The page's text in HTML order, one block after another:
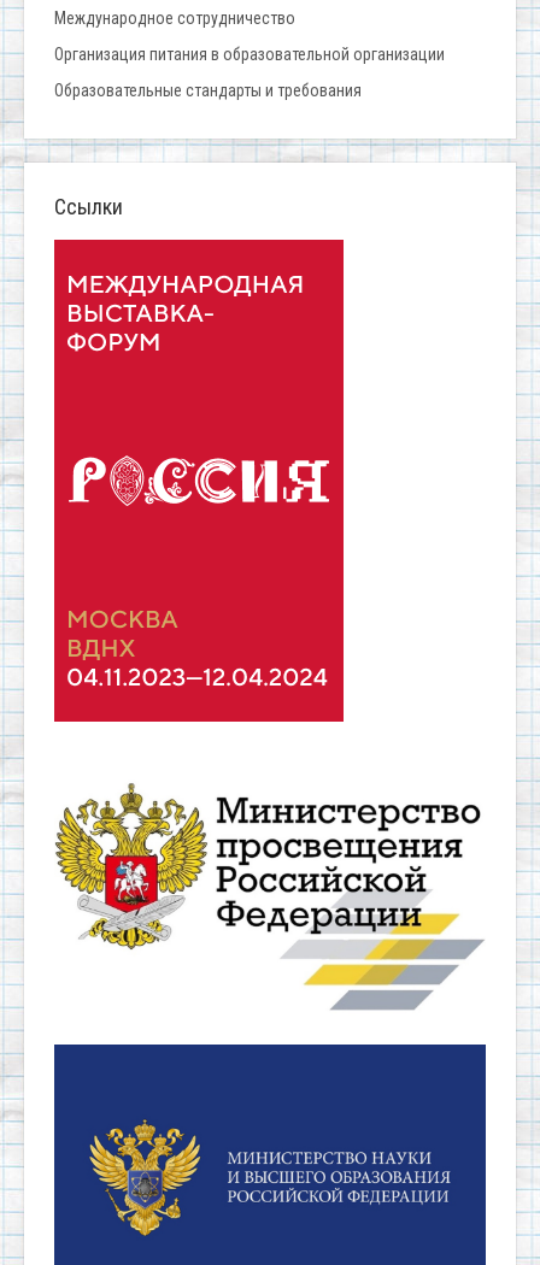
Международное сотрудничество
Организация питания в образовательной организации
Образовательные стандарты и требования
Ссылки